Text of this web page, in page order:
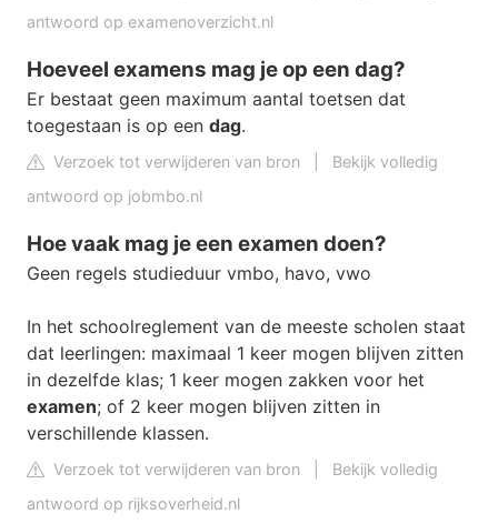
antwoord op examenoverzicht.nl
Hoeveel examens mag je op een dag?
Er bestaat geen maximum aantal toetsen dat
toegestaan is op een dag.
Verzoek tot verwijderen van bron
Bekijk volledig
antwoord op jobmbo.nl
Hoe vaak mag je een examen doen?
Geen regels studieduur vmbo, havo, vwo
In het schoolreglement van de meeste scholen staat
dat leerlingen: maximaal 1 keer mogen blijven zitten
in dezelfde klas; 1 keer mogen zakken voor het
examen; of 2 keer mogen blijven zitten in
verschillende klassen.
Verzoek tot verwijderen van bron
Bekijk volledig
antwoord op rijksoverheid.nl